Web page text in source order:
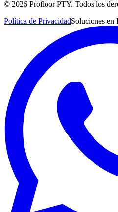
© 2026 Profloor PTY. Todos los
Política de PrivacidadSoluciones en